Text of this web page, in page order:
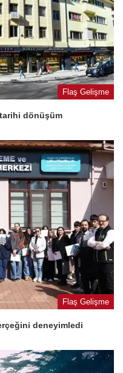
Flaş Gelişme
dönüşüm
Flaş Gelişme
deneyimledi